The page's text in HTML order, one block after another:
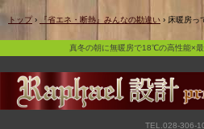
真冬の朝に無暖房で18℃の高性能
トップ › 『省エネ・断熱』みんなの勘違い › 床暖房っ
真冬の朝に無暖房で18℃の高性能×
TEL.028-306-